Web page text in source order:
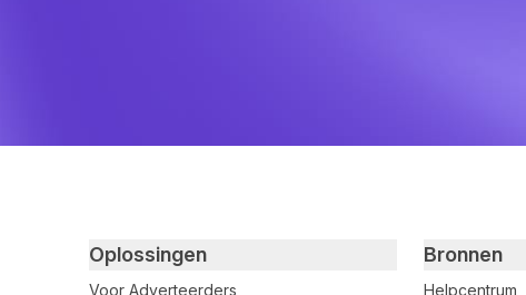
Primary footer navigation
Oplossingen
Voor Adverteerders
Bronnen
Helpcentrum